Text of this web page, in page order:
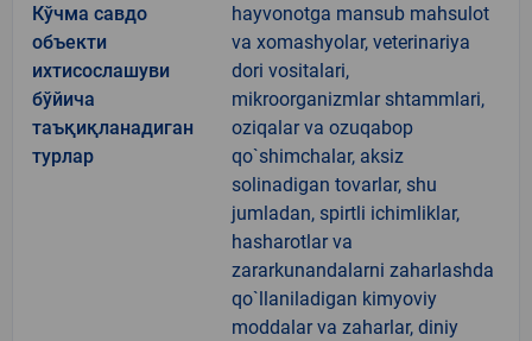
Кўчма савдо
объекти
ихтисослашуви
бўйича
таъқиқланадиган
турлар
hayvonotga mansub mahsulot
va xomashyolar, veterinariya
dori vositalari,
mikroorganizmlar shtammlari,
oziqalar va ozuqabop
qo`shimchalar, aksiz
solinadigan tovarlar, shu
jumladan, spirtli ichimliklar,
hasharotlar va
zararkunandalarni zaharlashda
qo`llaniladigan kimyoviy
moddalar va zaharlar, diniy